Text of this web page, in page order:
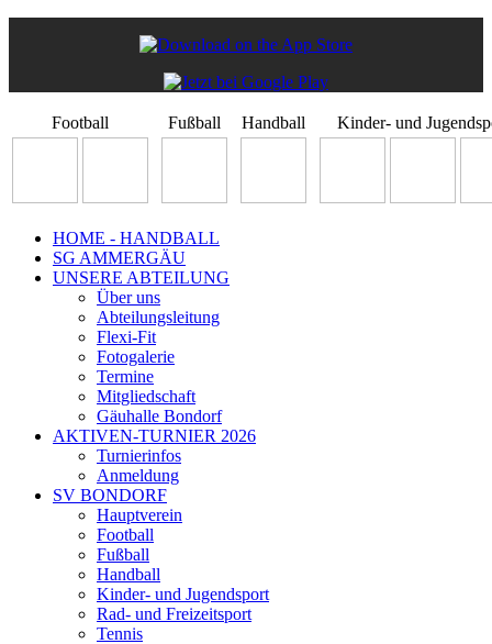
Football Fußball Handball Kinder- und
HOME - HANDBALL
SG AMMERGÄU
UNSERE ABTEILUNG
Über uns
Abteilungsleitung
Flexi-Fit
Fotogalerie
Termine
Mitgliedschaft
Gäuhalle Bondorf
AKTIVEN-TURNIER 2026
Turnierinfos
Anmeldung
SV BONDORF
Hauptverein
Football
Fußball
Handball
Kinder- und Jugendsport
Rad- und Freizeitsport
Tennis